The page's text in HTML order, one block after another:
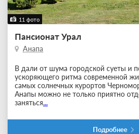
11 фото
Пансионат Урал
Анапа
В дали от шума городской суеты и
ускоряющего ритма современной
самых солнечных курортов
Анапы можно не только приятно
заняться...
Подробнее